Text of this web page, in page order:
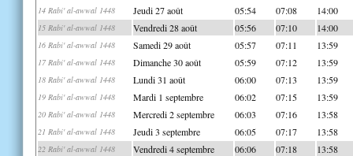
14 Rabi' al-awwal 1448 Jeudi 27 août 05:54 07:08 14:00
15 Rabi' al-awwal 1448 Vendredi 28 août 05:56 07:10 14:00
16 Rabi' al-awwal 1448 Samedi 29 août 05:57 07:11 13:59
17 Rabi' al-awwal 1448 Dimanche 30 août 05:59 07:12 13:59
18 Rabi' al-awwal 1448 Lundi 31 août 06:00 07:13 13:59
19 Rabi' al-awwal 1448 Mardi 1 septembre 06:02 07:15 13:59
20 Rabi' al-awwal 1448 Mercredi 2 septembre 06:03 07:16 13:58
21 Rabi' al-awwal 1448 Jeudi 3 septembre 06:05 07:17 13:58
22 Rabi' al-awwal 1448 Vendredi 4 septembre 06:06 07:18 13:58